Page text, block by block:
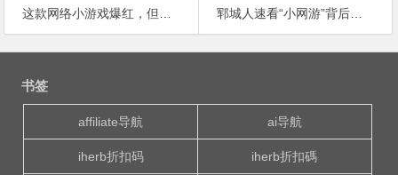
这款网络小游戏爆红，但有人玩后手机秒变砖头！
郓城人速看“小网游”背后有“大赌局” 有人因为玩这个倾家荡产！
文
书签
affiliate导航 ai导航
iherb折扣码 iherb折扣碼